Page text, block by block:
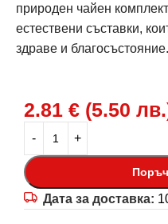
природен чайен
естествени съставки,
здраве и благосъстояние.
2.81 € (5.50 лв.
Дата за доставка: